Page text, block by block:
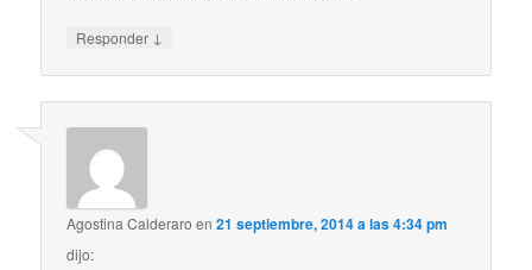
Responder ↓
Agostina Calderaro en21 septiembre, 2014 a las 4:34 pm
dijo: